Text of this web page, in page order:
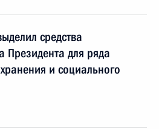
средства
Президента для ряда
и социального